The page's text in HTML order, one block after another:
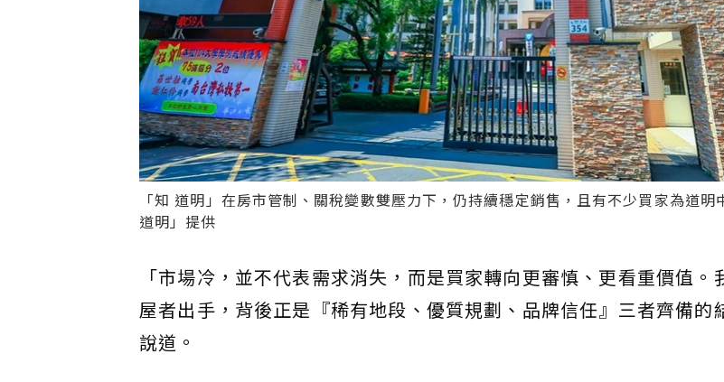
「知 道明」在房市管制、關稅變數雙壓力下，仍持續穩定銷售，且有不少買家為道明
道明」提供
「市場冷，並不代表需求消失，而是買家轉向更審慎、更看重價值
屋者出手，背後正是『稀有地段、優質規劃、品牌信任』三者齊備的
說道。